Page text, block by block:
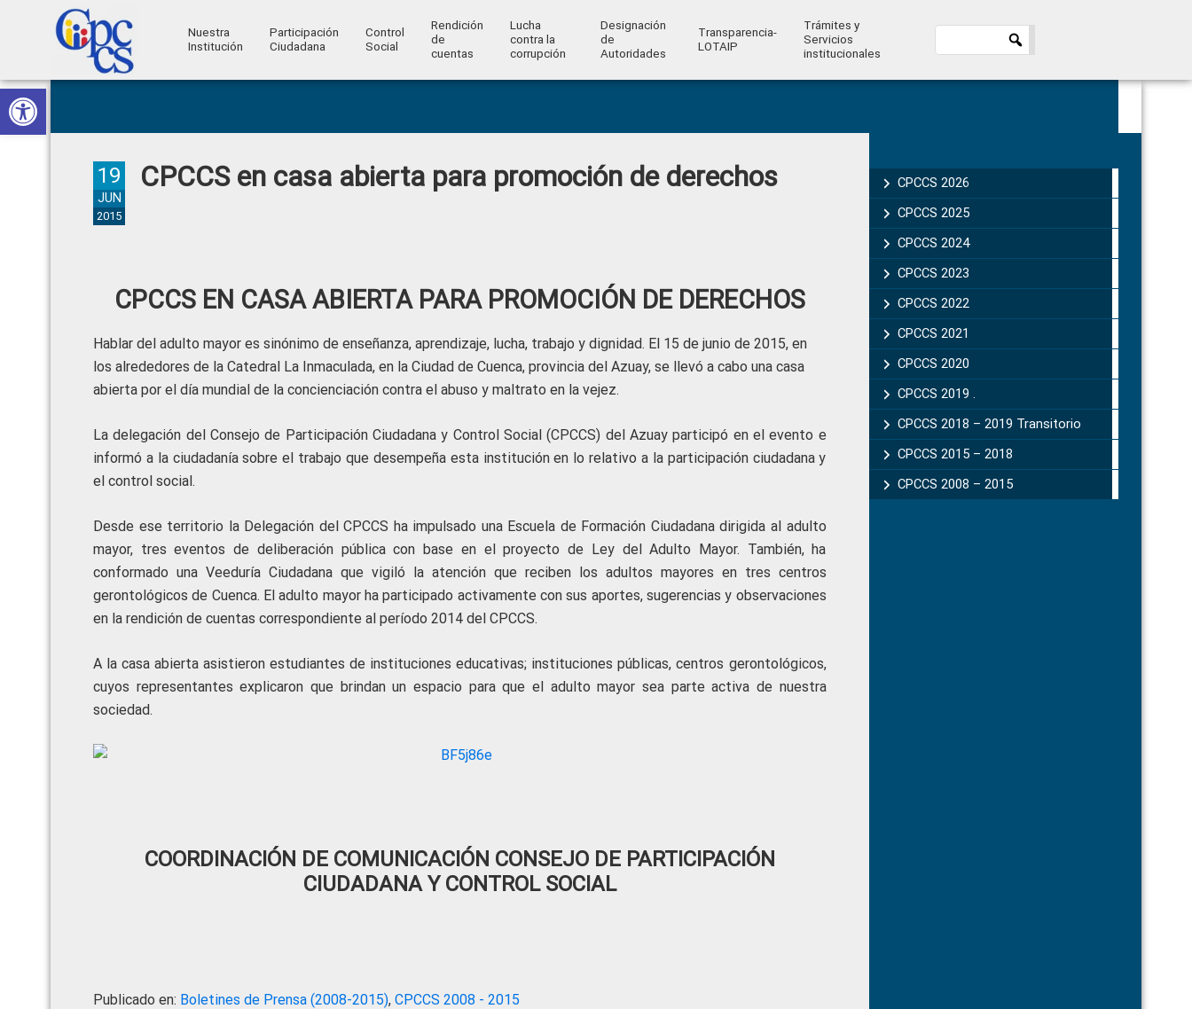
Abrir barra de herramientas
Skip
to
primary
Skip
to
main
Skip
to
primary
Skip
to
footer
Ciudadana
Control
Ciudadano
Nuestra
Institución
Participación
Ciudadana
Control
Social
Rendición
de
cuentas
Lucha
contra la
corrupción
Designación
de
Autoridades
Transparencia-
LOTAIP
Trámites y
Servicios
institucionales
CPCCS en casa abierta para promoción de derechos
19
JUN
2015
CPCCS EN CASA ABIERTA PARA PROMOCIÓN DE DERECHOS
Hablar del adulto mayor es sinónimo de enseñanza, aprendizaje, lucha, trabajo y dignidad. El 15 de junio de 2015, en
los alrededores de la Catedral La Inmaculada, en la Ciudad de Cuenca, provincia del Azuay, se llevó a cabo una casa
abierta por el día mundial de la concienciación contra el abuso y maltrato en la vejez.
La delegación del Consejo de Participación Ciudadana y Control Social (CPCCS) del Azuay participó en el evento e
informó a la ciudadanía sobre el trabajo que desempeña esta institución en lo relativo a la participación ciudadana y
el control social.
Desde ese territorio la Delegación del CPCCS ha impulsado una Escuela de Formación Ciudadana dirigida al adulto
mayor, tres eventos de deliberación pública con base en el proyecto de Ley del Adulto Mayor. También, ha
conformado una Veeduría Ciudadana que vigiló la atención que reciben los adultos mayores en tres centros
gerontológicos de Cuenca. El adulto mayor ha participado activamente con sus aportes, sugerencias y observaciones
en la rendición de cuentas correspondiente al período 2014 del CPCCS.
A la casa abierta asistieron estudiantes de instituciones educativas; instituciones públicas, centros gerontológicos,
cuyos representantes explicaron que brindan un espacio para que el adulto mayor sea parte activa de nuestra
sociedad.
COORDINACIÓN DE COMUNICACIÓN CONSEJO DE PARTICIPACIÓN
CIUDADANA Y CONTROL SOCIAL
Publicado en: Boletines de Prensa (2008-2015), CPCCS 2008 - 2015
Sidebar
CPCCS 2026
CPCCS 2025
CPCCS 2024
CPCCS 2023
CPCCS 2022
CPCCS 2021
CPCCS 2020
CPCCS 2019 .
CPCCS 2018 – 2019 Transitorio
CPCCS 2015 – 2018
CPCCS 2008 – 2015